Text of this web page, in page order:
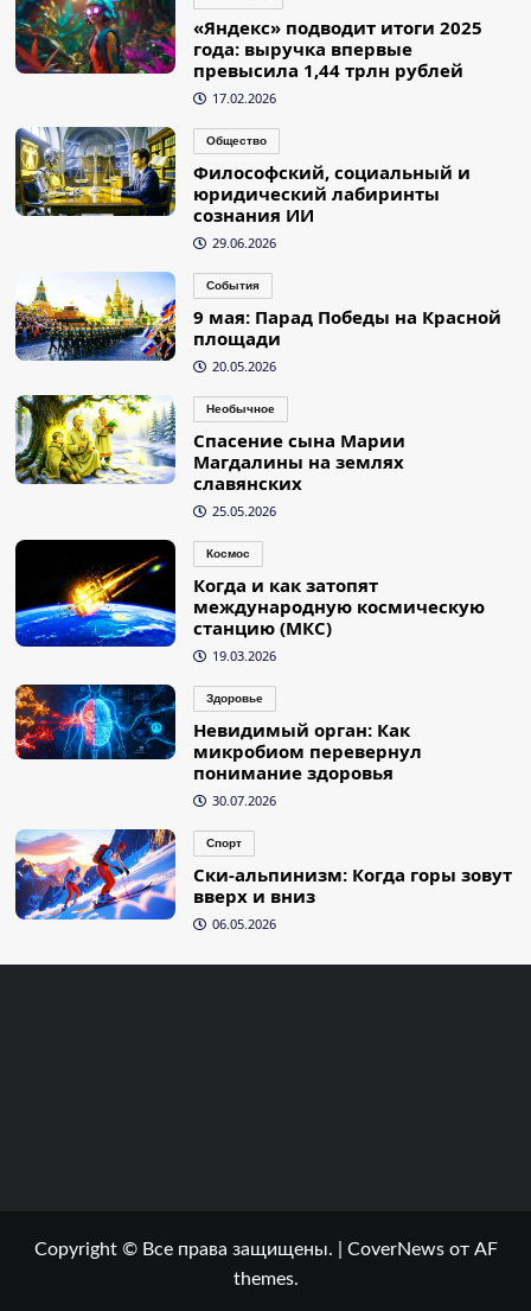
«Яндекс» подводит итоги 2025
года: выручка впервые
превысила 1,44 трлн рублей
17.02.2026
Общество
Философский, социальный и
юридический лабиринты
сознания ИИ
29.06.2026
События
9 мая: Парад Победы на Красной
площади
20.05.2026
Необычное
Спасение сына Марии
Магдалины на землях
славянских
25.05.2026
Космос
Когда и как затопят
международную космическую
станцию (МКС)
19.03.2026
Здоровье
Невидимый орган: Как
микробиом перевернул
понимание здоровья
30.07.2026
Спорт
Ски-альпинизм: Когда горы зовут
вверх и вниз
06.05.2026
Copyright © Все права защищены. CoverNewsот AF
themes.